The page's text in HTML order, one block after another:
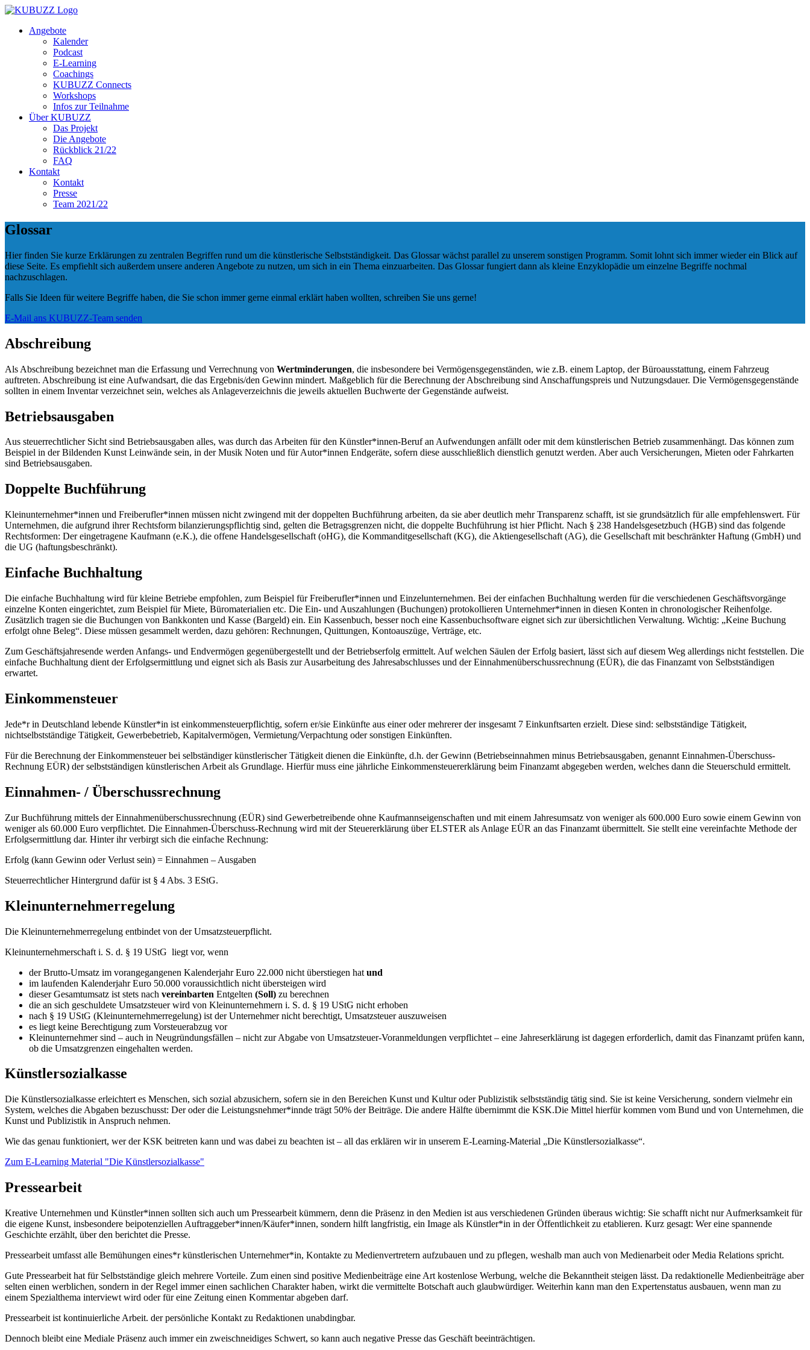
Angebote
Kalender
Podcast
E-Learning
Coachings
KUBUZZ Connects
Workshops
Infos zur Teilnahme
Über KUBUZZ
Das Projekt
Die Angebote
Rückblick 21/22
FAQ
Kontakt
Kontakt
Presse
Team 2021/22
Glossar
Hier finden Sie kurze Erklärungen zu zentralen Begriffen rund um die künstlerische Selbstständigkeit. Das Glossar wächst parallel zu unserem sonstigen Programm. Somit lohnt sich immer wieder ein Blick auf
diese Seite. Es empfiehlt sich außerdem unsere anderen Angebote zu nutzen, um sich in ein Thema einzuarbeiten. Das Glossar fungiert dann als kleine Enzyklopädie um einzelne Begriffe nochmal
nachzuschlagen.
Falls Sie Ideen für weitere Begriffe haben, die Sie schon immer gerne einmal erklärt haben wollten, schreiben Sie uns gerne!
E-Mail ans KUBUZZ-Team senden
Abschreibung
Als Abschreibung bezeichnet man die Erfassung und Verrechnung von Wertminderungen, die insbesondere bei Vermögensgegenständen, wie z.B. einem Laptop, der Büroausstattung, einem Fahrzeug
auftreten. Abschreibung ist eine Aufwandsart, die das Ergebnis/den Gewinn mindert. Maßgeblich für die Berechnung der Abschreibung sind Anschaffungspreis und Nutzungsdauer. Die Vermögensgegenstände
sollten in einem Inventar verzeichnet sein, welches als Anlageverzeichnis die jeweils aktuellen Buchwerte der Gegenstände aufweist.
Betriebsausgaben
Aus steuerrechtlicher Sicht sind Betriebsausgaben alles, was durch das Arbeiten für den Künstler*innen-Beruf an Aufwendungen anfällt oder mit dem künstlerischen Betrieb zusammenhängt. Das können zum
Beispiel in der Bildenden Kunst Leinwände sein, in der Musik Noten und für Autor*innen Endgeräte, sofern diese ausschließlich dienstlich genutzt werden. Aber auch Versicherungen, Mieten oder Fahrkarten
sind Betriebsausgaben.
Doppelte Buchführung
Kleinunternehmer*innen und Freiberufler*innen müssen nicht zwingend mit der doppelten Buchführung arbeiten, da sie aber deutlich mehr Transparenz schafft, ist sie grundsätzlich für alle empfehlenswert. Für
Unternehmen, die aufgrund ihrer Rechtsform bilanzierungspflichtig sind, gelten die Betragsgrenzen nicht, die doppelte Buchführung ist hier Pflicht. Nach § 238 Handelsgesetzbuch (HGB) sind das folgende
Rechtsformen: Der eingetragene Kaufmann (e.K.), die offene Handelsgesellschaft (oHG), die Kommanditgesellschaft (KG), die Aktiengesellschaft (AG), die Gesellschaft mit beschränkter Haftung (GmbH) und
die UG (haftungsbeschränkt).
Einfache Buchhaltung
Die einfache Buchhaltung wird für kleine Betriebe empfohlen, zum Beispiel für Freiberufler*innen und Einzelunternehmen. Bei der einfachen Buchhaltung werden für die verschiedenen Geschäftsvorgänge
einzelne Konten eingerichtet, zum Beispiel für Miete, Büromaterialien etc. Die Ein- und Auszahlungen (Buchungen) protokollieren Unternehmer*innen in diesen Konten in chronologischer Reihenfolge.
Zusätzlich tragen sie die Buchungen von Bankkonten und Kasse (Bargeld) ein. Ein Kassenbuch, besser noch eine Kassenbuchsoftware eignet sich zur übersichtlichen Verwaltung. Wichtig: „Keine Buchung
erfolgt ohne Beleg“. Diese müssen gesammelt werden, dazu gehören: Rechnungen, Quittungen, Kontoauszüge, Verträge, etc.
Zum Geschäftsjahresende werden Anfangs- und Endvermögen gegenübergestellt und der Betriebserfolg ermittelt. Auf welchen Säulen der Erfolg basiert, lässt sich auf diesem Weg allerdings nicht feststellen. Die
einfache Buchhaltung dient der Erfolgsermittlung und eignet sich als Basis zur Ausarbeitung des Jahresabschlusses und der Einnahmenüberschussrechnung (EÜR), die das Finanzamt von Selbstständigen
erwartet.
Einkommensteuer
Jede*r in Deutschland lebende Künstler*in ist einkommensteuerpflichtig, sofern er/sie Einkünfte aus einer oder mehrerer der insgesamt 7 Einkunftsarten erzielt. Diese sind: selbstständige Tätigkeit,
nichtselbstständige Tätigkeit, Gewerbebetrieb, Kapitalvermögen, Vermietung/Verpachtung oder sonstigen Einkünften.
Für die Berechnung der Einkommensteuer bei selbständiger künstlerischer Tätigkeit dienen die Einkünfte, d.h. der Gewinn (Betriebseinnahmen minus Betriebsausgaben, genannt Einnahmen-Überschuss-
Rechnung EÜR) der selbstständigen künstlerischen Arbeit als Grundlage. Hierfür muss eine jährliche Einkommensteuererklärung beim Finanzamt abgegeben werden, welches dann die Steuerschuld ermittelt.
Einnahmen- / Überschussrechnung
Zur Buchführung mittels der Einnahmenüberschussrechnung (EÜR) sind Gewerbetreibende ohne Kaufmannseigenschaften und mit einem Jahresumsatz von weniger als 600.000 Euro sowie einem Gewinn von
weniger als 60.000 Euro verpflichtet. Die Einnahmen-Überschuss-Rechnung wird mit der Steuererklärung über ELSTER als Anlage EÜR an das Finanzamt übermittelt. Sie stellt eine vereinfachte Methode der
Erfolgsermittlung dar. Hinter ihr verbirgt sich die einfache Rechnung:
Erfolg (kann Gewinn oder Verlust sein) = Einnahmen – Ausgaben
Steuerrechtlicher Hintergrund dafür ist § 4 Abs. 3 EStG.
Kleinunternehmerregelung
Die Kleinunternehmerregelung entbindet von der Umsatzsteuerpflicht.
Kleinunternehmerschaft i. S. d. § 19 UStG liegt vor, wenn
der Brutto-Umsatz im vorangegangenen Kalenderjahr Euro 22.000 nicht überstiegen hat und
im laufenden Kalenderjahr Euro 50.000 voraussichtlich nicht übersteigen wird
dieser Gesamtumsatz ist stets nach vereinbarten Entgelten (Soll) zu berechnen
die an sich geschuldete Umsatzsteuer wird von Kleinunternehmern i. S. d. § 19 UStG nicht erhoben
nach § 19 UStG (Kleinunternehmerregelung) ist der Unternehmer nicht berechtigt, Umsatzsteuer auszuweisen
es liegt keine Berechtigung zum Vorsteuerabzug vor
Kleinunternehmer sind – auch in Neugründungsfällen – nicht zur Abgabe von Umsatzsteuer-Voranmeldungen verpflichtet – eine Jahreserklärung ist dagegen erforderlich, damit das Finanzamt prüfen kann,
ob die Umsatzgrenzen eingehalten werden.
Künstlersozialkasse
Die Künstlersozialkasse erleichtert es Menschen, sich sozial abzusichern, sofern sie in den Bereichen Kunst und Kultur oder Publizistik selbstständig tätig sind. Sie ist keine Versicherung, sondern vielmehr ein
System, welches die Abgaben bezuschusst: Der oder die Leistungsnehmer*innde trägt 50% der Beiträge. Die andere Hälfte übernimmt die KSK.Die Mittel hierfür kommen vom Bund und von Unternehmen, die
Kunst und Publizistik in Anspruch nehmen.
Wie das genau funktioniert, wer der KSK beitreten kann und was dabei zu beachten ist – all das erklären wir in unserem E-Learning-Material „Die Künstlersozialkasse“.
Zum E-Learning Material "Die Künstlersozialkasse"
Pressearbeit
Kreative Unternehmen und Künstler*innen sollten sich auch um Pressearbeit kümmern, denn die Präsenz in den Medien ist aus verschiedenen Gründen überaus wichtig: Sie schafft nicht nur Aufmerksamkeit für
die eigene Kunst, insbesondere beipotenziellen Auftraggeber*innen/Käufer*innen, sondern hilft langfristig, ein Image als Künstler*in in der Öffentlichkeit zu etablieren. Kurz gesagt: Wer eine spannende
Geschichte erzählt, über den berichtet die Presse.
Pressearbeit umfasst alle Bemühungen eines*r künstlerischen Unternehmer*in, Kontakte zu Medienvertretern aufzubauen und zu pflegen, weshalb man auch von Medienarbeit oder Media Relations spricht.
Gute Pressearbeit hat für Selbstständige gleich mehrere Vorteile. Zum einen sind positive Medienbeiträge eine Art kostenlose Werbung, welche die Bekanntheit steigen lässt. Da redaktionelle Medienbeiträge aber
selten einen werblichen, sondern in der Regel immer einen sachlichen Charakter haben, wirkt die vermittelte Botschaft auch glaubwürdiger. Weiterhin kann man den Expertenstatus ausbauen, wenn man zu
einem Spezialthema interviewt wird oder für eine Zeitung einen Kommentar abgeben darf.
Pressearbeit ist kontinuierliche Arbeit. der persönliche Kontakt zu Redaktionen unabdingbar.
Dennoch bleibt eine Mediale Präsenz auch immer ein zweischneidiges Schwert, so kann auch negative Presse das Geschäft beeinträchtigen.